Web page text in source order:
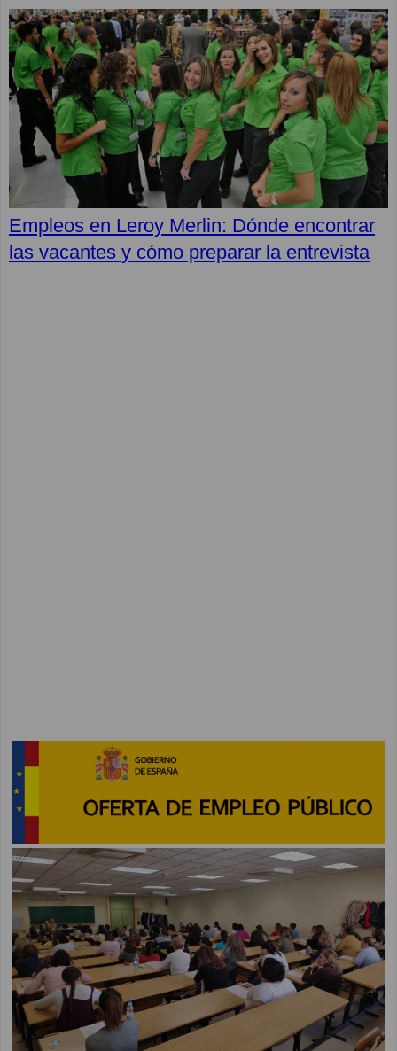
Empleos en Leroy Merlin: Dónde encontrar
las vacantes y cómo preparar la entrevista